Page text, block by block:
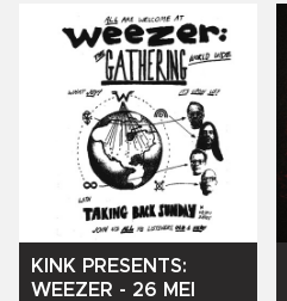
KINK PRESENTS:
WEEZER - 26 MEI